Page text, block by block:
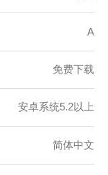
A
免费下载
安卓系统5.2以上
简体中文